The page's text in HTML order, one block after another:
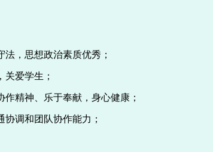
，思想政治素质优秀；
爱学生；
精神、乐于奉献，身心健康；
调和团队协作能力；